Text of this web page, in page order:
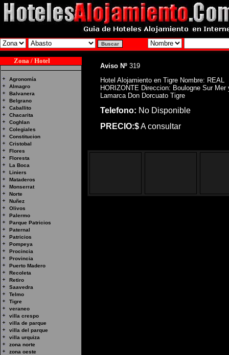
Zona / Hotel
Agronomía
Almagro
Balvanera
Belgrano
Caballito
Chacarita
Coghlan
Colegiales
Constitucion
Cristobal
Flores
Floresta
La Boca
Liniers
Mataderos
Monserrat
Norte
Nuñez
Olivos
Palermo
Parque Patricios
Paternal
Patricios
Pompeya
Procincia
Provincia
Puerto Madero
Recoleta
Retiro
Saavedra
Telmo
Tigre
veraneo
villa crespo
villa de parque
villa del parque
villa urquiza
zona norte
zona oeste
Aviso Nº 319
Hotel Alojamiento en Tigre Nombre: REAL
HORIZONTE Direccion: Boulogne Sur Mer
Lamarca Don Dorcuato Tigre
Telefono: No Disponible
PRECIO:$A consultar